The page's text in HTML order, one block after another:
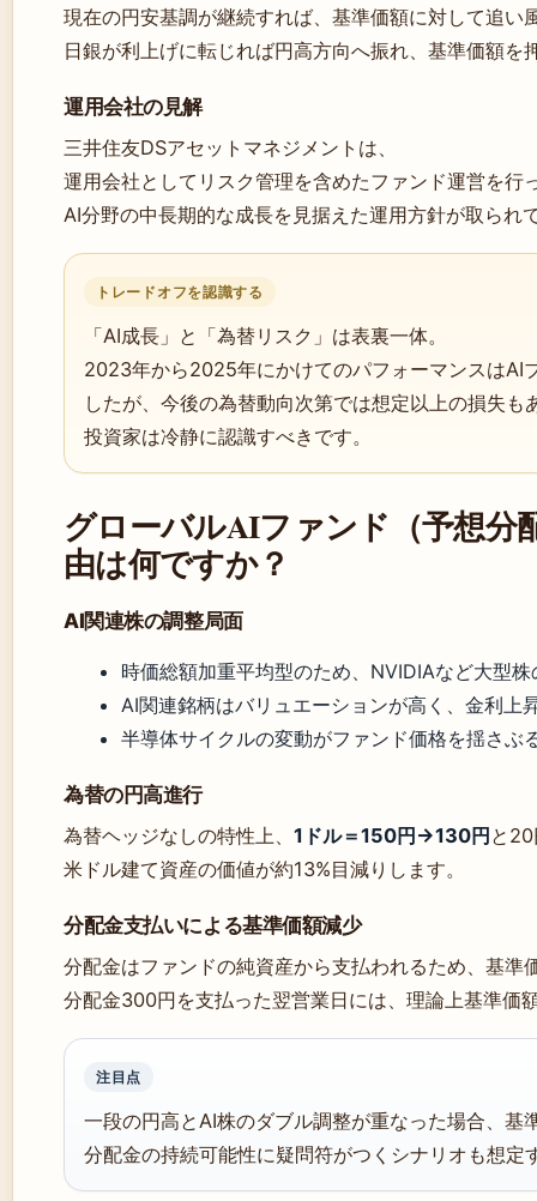
現在の円安基調が継続すれば、基準価額に対して追い
日銀が利上げに転じれば円高方向へ振れ、基準価額を
運用会社の見解
三井住友DSアセットマネジメントは、
運用会社としてリスク管理を含めたファンド運営を行
AI分野の中長期的な成長を見据えた運用方針が取られ
トレードオフを認識する
「AI成長」と「為替リスク」は表裏一体。
2023年から2025年にかけてのパフォーマンスはAI
したが、今後の為替動向次第では想定以上の損失も
投資家は冷静に認識すべきです。
グローバルAIファンド（予想分
由は何ですか？
AI関連株の調整局面
時価総額加重平均型のため、NVIDIAなど大型
AI関連銘柄はバリュエーションが高く、金利上
半導体サイクルの変動がファンド価格を揺さぶ
為替の円高進行
為替ヘッジなしの特性上、 1ドル＝150円→130円と
米ドル建て資産の価値が約13%目減りします。
分配金支払いによる基準価額減少
分配金はファンドの純資産から支払われるため、基
分配金300円を支払った翌営業日には、理論上基準価
注目点
一段の円高とAI株のダブル調整が重なった場合、
分配金の持続可能性に疑問符がつくシナリオも想定